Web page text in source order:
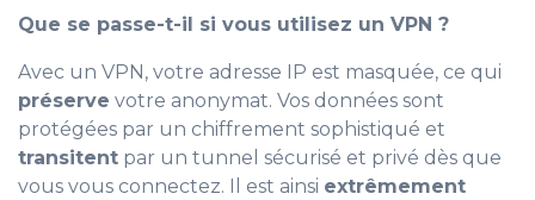
Que se passe-t-il si vous utilisez un VPN ?
Avec un VPN, votre adresse IP est masquée, ce qui
préserve votre anonymat. Vos données sont
protégées par un chiffrement sophistiqué et
transitent par un tunnel sécurisé et privé dès que
vous vous connectez. Il est ainsi extrêmement